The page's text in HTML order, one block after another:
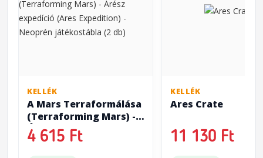
KELLÉK
A Mars Terraformálása
(Terraforming Mars) -
Árész expedíció (Ares
Expedition) - Neoprén
4 615 Ft
KELLÉK
Ares Crate
11 130 Ft